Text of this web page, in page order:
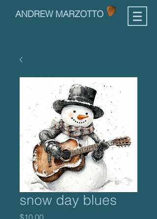
ANDREW MARZOTTO
snow day blues
$10.00Price